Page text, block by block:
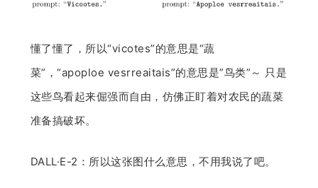
懂了懂了，所以“vicotes”的意思是“蔬
菜”，“apoploe vesrreaitais”的意思是”鸟类”～ 只是
这些鸟看起来倔强而自由，仿佛正盯着对农民的蔬菜
准备搞破坏。
DALL·E-2：所以这张图什么意思，不用我说了吧。